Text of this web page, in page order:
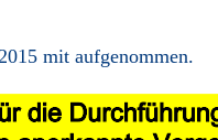
mit aufgenommen.